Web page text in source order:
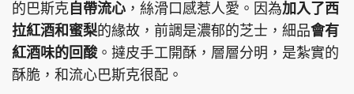
的巴斯克 自帶流心 ，絲滑口感惹人愛。因為加入了西
拉紅酒和蜜梨的緣故，前調是濃郁的芝士，細品會有
紅酒味的回酸。撻皮手工開酥，層層分明，是紮實的
酥脆，和流心巴斯克很配。